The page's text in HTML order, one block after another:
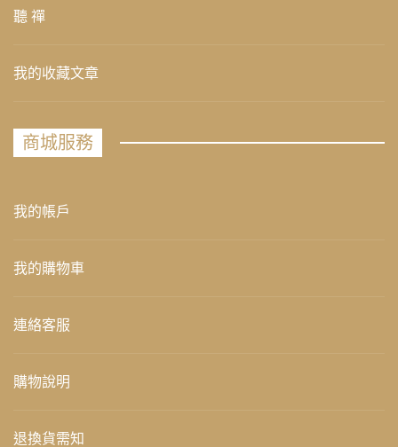
聽 禪
我的收藏文章
商城服務
我的帳戶
我的購物車
連絡客服
購物說明
退換貨需知